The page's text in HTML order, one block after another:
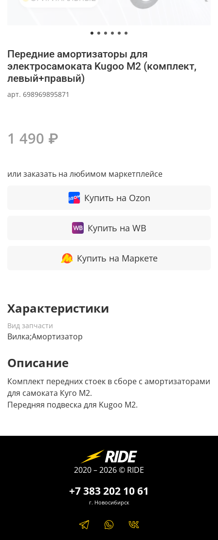
арт. 698969895871
Передние амортизаторы для
электросамоката Kugoo M2 (комплект,
левый+правый)
1 490 ₽
или заказать на любимом маркетплейсе
Купить на Ozon
Купить на WB
Купить на Маркете
Характеристики
Вид запчасти
Вилка;Амортизатор
Описание
Комплект передних стоек в сборе с амортизаторами
для самоката Куго М2.
Передняя подвеска для Kugoo M2.
+7 383 202 10 61
г. Новосибирск
2020 – 2026 © RIDE